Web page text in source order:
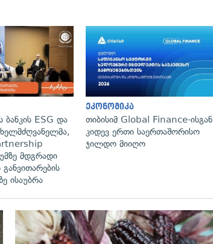
ESG და
მდგრადი
განვითარების
ისაუბრა
ეკონომიკა
თიბისიმ Global Finance-ისგან
კიდევ ერთი საერთაშორისო
ჯილდო მიიღო
გადახედვა